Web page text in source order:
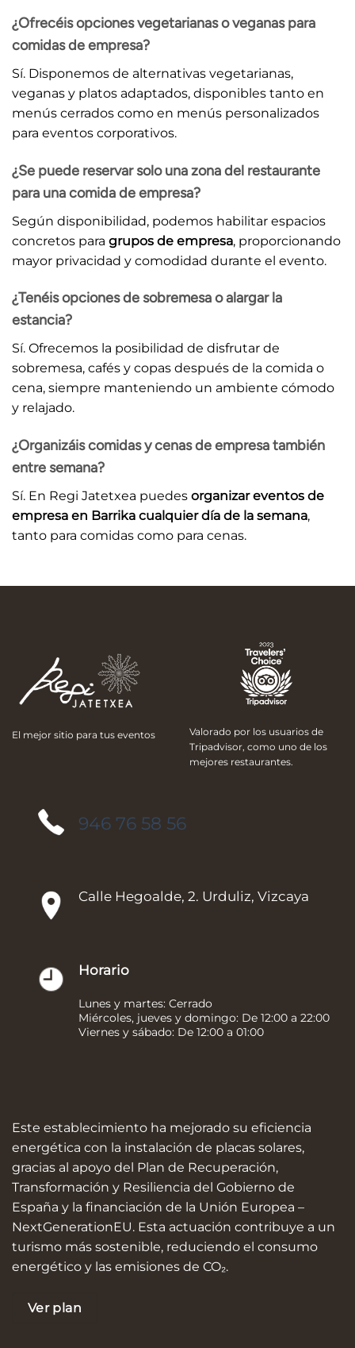
¿Ofrecéis opciones vegetarianas o veganas para
comidas de empresa?
Sí. Disponemos de alternativas vegetarianas,
veganas y platos adaptados, disponibles tanto en
menús cerrados como en menús personalizados
para eventos corporativos.
¿Se puede reservar solo una zona del restaurante
para una comida de empresa?
Según disponibilidad, podemos habilitar espacios
concretos para grupos de empresa, proporcionando
mayor privacidad y comodidad durante el evento.
¿Tenéis opciones de sobremesa o alargar la
estancia?
Sí. Ofrecemos la posibilidad de disfrutar de
sobremesa, cafés y copas después de la comida o
cena, siempre manteniendo un ambiente cómodo
y relajado.
¿Organizáis comidas y cenas de empresa también
entre semana?
Sí. En Regi Jatetxea puedes organizar eventos de
empresa en Barrika cualquier día de la semana,
tanto para comidas como para cenas.
El mejor sitio para tus eventos
Valorado por los usuarios de
Tripadvisor, como uno de los
mejores restaurantes.
946 76 58 56
Calle Hegoalde, 2. Urduliz, Vizcaya
Horario
Lunes y martes: Cerrado
Miércoles, jueves y domingo: De 12:00 a 22:00
Viernes y sábado: De 12:00 a 01:00
Este establecimiento ha mejorado su eficiencia
energética con la instalación de placas solares,
gracias al apoyo del Plan de Recuperación,
Transformación y Resiliencia del Gobierno de
España y la financiación de la Unión Europea –
NextGenerationEU. Esta actuación contribuye a un
turismo más sostenible, reduciendo el consumo
energético y las emisiones de CO₂.
Ver plan